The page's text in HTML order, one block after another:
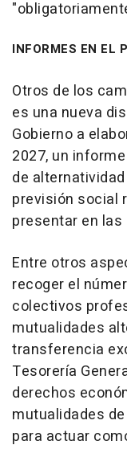
INFORMES EN EL
Otros de los
es una nueva
Gobierno a
2027, un
de
previsión social
presentar en las
Entre otros
recoger el
colectivos
mutualidades
transferencia
Tesorería
derechos
mutualidades
para actuar